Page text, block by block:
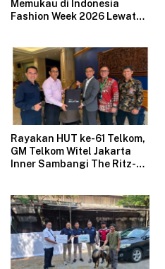
Memukau di Indonesia
Fashion Week 2026 Lewat
Rayakan HUT ke-61 Telkom,
GM Telkom Witel Jakarta
Inner Sambangi The Ritz-
Industri Hospitality